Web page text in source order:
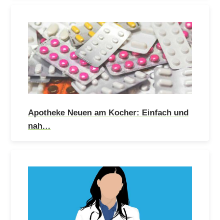
Apotheke Neuen am Kocher: Einfach und
nah…